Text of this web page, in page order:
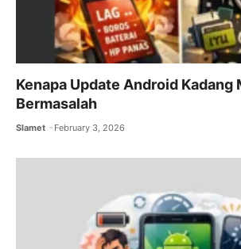
Kenapa Update Android Kadang
Bermasalah
Slamet February 3, 2026